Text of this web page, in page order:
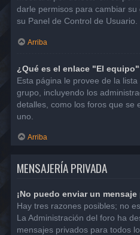
darle permisos para cambiar
su Panel de Control de Usuario.
Arriba
¿Qué es el enlace "El
Esta página le provee de la
grupo, incluyendo los
detalles, como los foros que se
uno.
Arriba
MENSAJERÍA PRIVADA
¡No puedo enviar un
Hay tres razones posibles; no
La Administración del foro ha
mensajes privados para todos